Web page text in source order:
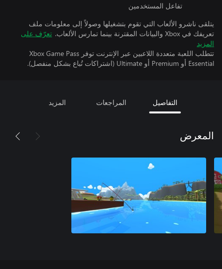
تفاعل المستخدمين
يتلقى ناشرو الألعاب التي تقوم بتشغيلها وصولاً إلى معلومات ملف
تعريفك في Xbox والبيانات المقترنة بينما تمارس الألعاب.
تعرّف على
المزيد
تتطلب اللعبة متعددة اللاعبين عبر الإنترنت توفر Xbox Game Pass
Essential أو Premium أو Ultimate (اشتراكات تُباع بشكل منفصل).
التفاصيل المراجعات المزيد
المعرض